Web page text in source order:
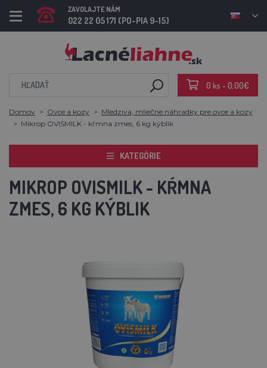
ZAVOLAJTE NÁM
022 22 05 171 (PO-PIA 9-15)
0 ks - 0,00€
Domov Ovce a kozy
Mledziva, mliečne náhradky pre ovce a kozy
Mikrop OVISMILK - kŕmna zmes, 6 kg kýblik
KATEGÓRIE
MIKROP OVISMILK - KŔMNA
ZMES, 6 KG KÝBLIK